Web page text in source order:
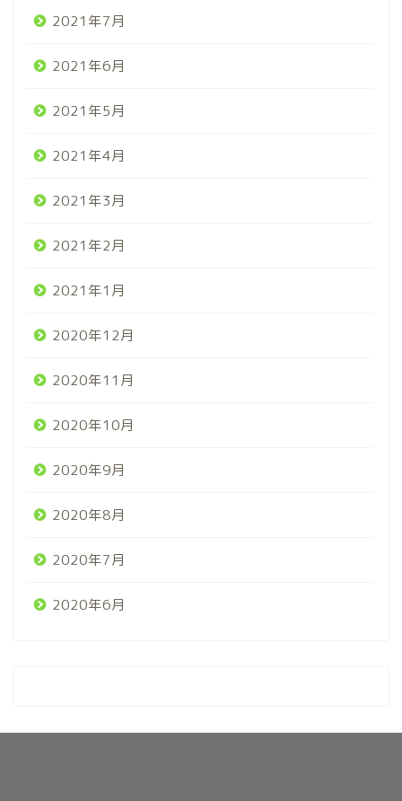
2021年7月
2021年6月
2021年5月
2021年4月
2021年3月
2021年2月
2021年1月
2020年12月
2020年11月
2020年10月
2020年9月
2020年8月
2020年7月
2020年6月